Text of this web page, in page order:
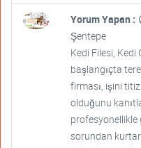
Yorum Yapan :
Şentepe
Kedi Filesi,
başlangıçta
firması, işini
olduğunu
profesyonellikle
sorundan